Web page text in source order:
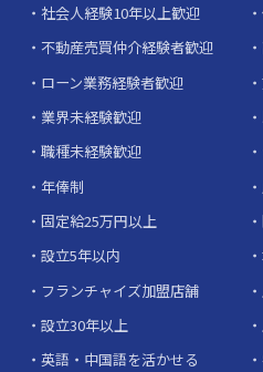
社会人経験10年以上歓迎
不動産売買仲介経験者歓迎
ローン業務経験者歓迎
業界未経験歓迎
職種未経験歓迎
年俸制
固定給25万円以上
設立5年以内
フランチャイズ加盟店舗
設立30年以上
英語・中国語を活かせる